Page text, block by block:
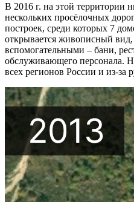
В 2016 г. на этой территории
нескольких просёлочных
построек, среди которых 7
открывается живописный вид,
вспомогательными – бани,
обслуживающего персонала.
всех регионов России и из-за